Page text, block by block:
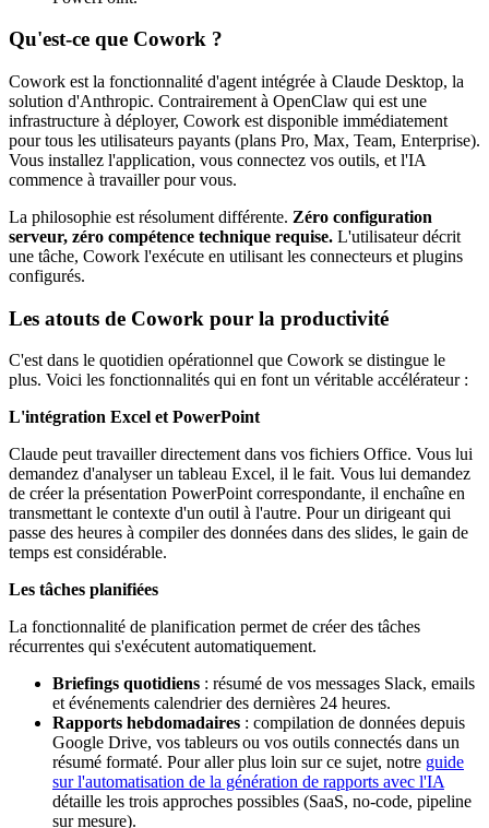
Qu'est-ce que Cowork ?
Cowork est la fonctionnalité d'agent intégrée à Claude Desktop, la
solution d'Anthropic. Contrairement à OpenClaw qui est une
infrastructure à déployer, Cowork est disponible immédiatement
pour tous les utilisateurs payants (plans Pro, Max, Team, Enterprise).
Vous installez l'application, vous connectez vos outils, et l'IA
commence à travailler pour vous.
La philosophie est résolument différente. Zéro configuration
serveur, zéro compétence technique requise. L'utilisateur décrit
une tâche, Cowork l'exécute en utilisant les connecteurs et plugins
configurés.
Les atouts de Cowork pour la productivité
C'est dans le quotidien opérationnel que Cowork se distingue le
plus. Voici les fonctionnalités qui en font un véritable accélérateur :
L'intégration Excel et PowerPoint
Claude peut travailler directement dans vos fichiers Office. Vous lui
demandez d'analyser un tableau Excel, il le fait. Vous lui demandez
de créer la présentation PowerPoint correspondante, il enchaîne en
transmettant le contexte d'un outil à l'autre. Pour un dirigeant qui
passe des heures à compiler des données dans des slides, le gain de
temps est considérable.
Les tâches planifiées
La fonctionnalité de planification permet de créer des tâches
récurrentes qui s'exécutent automatiquement.
Briefings quotidiens : résumé de vos messages Slack, emails
et événements calendrier des dernières 24 heures.
Rapports hebdomadaires : compilation de données depuis
Google Drive, vos tableurs ou vos outils connectés dans un
résumé formaté. Pour aller plus loin sur ce sujet, notre guide
sur l'automatisation de la génération de rapports avec l'IA
détaille les trois approches possibles (SaaS, no-code, pipeline
sur mesure).